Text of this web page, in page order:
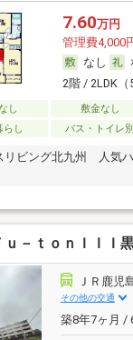
7.60万円
管理費4,000
なし
2階 / 2LDK（
し 敷金なし
らし
バス・トイレ別
リビング北九州 人気
ｕ－ｔｏｎＩＩＩ
ＪＲ鹿児
その他の交通
築8年7ヶ月 /